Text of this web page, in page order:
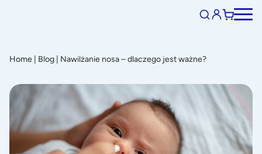
Home Blog Nawilżanie nosa – dlaczego jest ważne?